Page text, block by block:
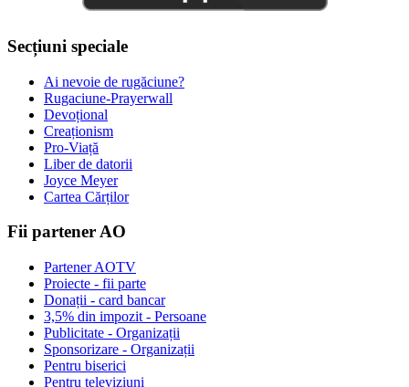
Secțiuni speciale
Ai nevoie de rugăciune?
Rugaciune-Prayerwall
Devoțional
Creaționism
Pro-Viață
Liber de datorii
Joyce Meyer
Cartea Cărților
Fii partener AO
Partener AOTV
Proiecte - fii parte
Donații - card bancar
3,5% din impozit - Persoane
Publicitate - Organizații
Sponsorizare - Organizații
Pentru biserici
Pentru televiziuni